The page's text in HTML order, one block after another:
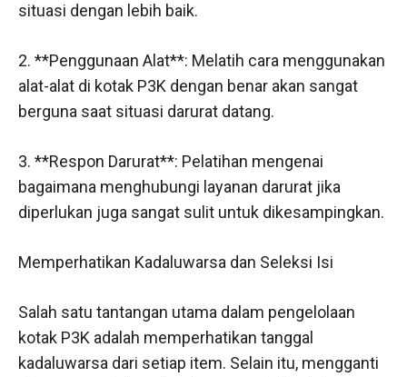
situasi dengan lebih baik.
2. **Penggunaan Alat**: Melatih cara menggunakan
alat-alat di kotak P3K dengan benar akan sangat
berguna saat situasi darurat datang.
3. **Respon Darurat**: Pelatihan mengenai
bagaimana menghubungi layanan darurat jika
diperlukan juga sangat sulit untuk dikesampingkan.
Memperhatikan Kadaluwarsa dan Seleksi Isi
Salah satu tantangan utama dalam pengelolaan
kotak P3K adalah memperhatikan tanggal
kadaluwarsa dari setiap item. Selain itu, mengganti